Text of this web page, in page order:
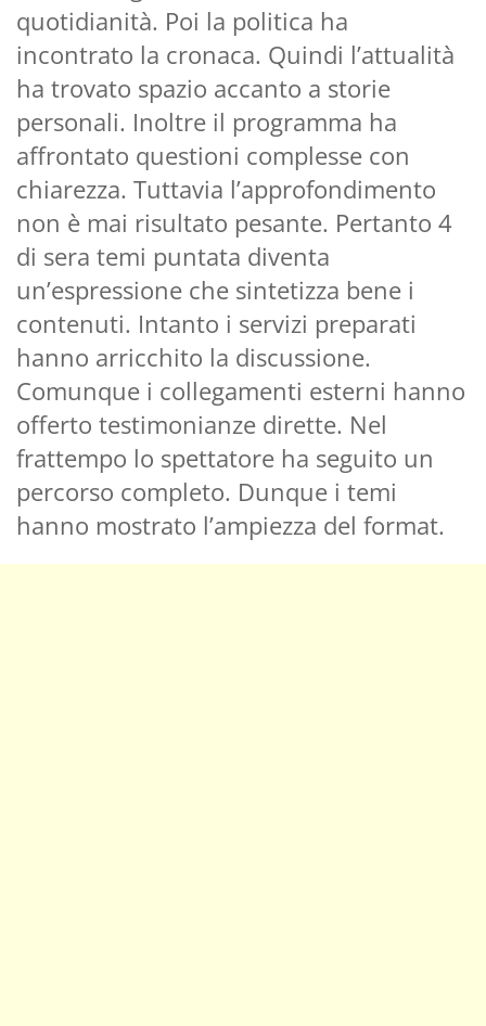
quotidianità. Poi la politica ha
incontrato la cronaca. Quindi l’attualità
ha trovato spazio accanto a storie
personali. Inoltre il programma ha
affrontato questioni complesse con
chiarezza. Tuttavia l’approfondimento
non è mai risultato pesante. Pertanto 4
di sera temi puntata diventa
un’espressione che sintetizza bene i
contenuti. Intanto i servizi preparati
hanno arricchito la discussione.
Comunque i collegamenti esterni hanno
offerto testimonianze dirette. Nel
frattempo lo spettatore ha seguito un
percorso completo. Dunque i temi
hanno mostrato l’ampiezza del format.